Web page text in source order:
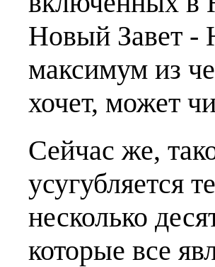
Новый Завет -
максимум из
хочет, может
Сейчас же,
усугубляется
несколько
которые все